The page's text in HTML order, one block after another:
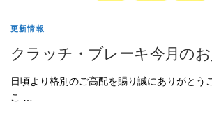
更新情報
クラッチ・ブレーキ今月の
日頃より格別のご高配を賜り誠にありがとう
こ …